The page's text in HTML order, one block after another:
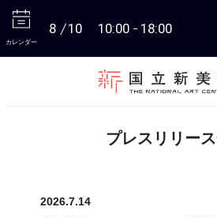
カレンダー
8 10 10:00 18:00
プレスリリー
2026.7.14